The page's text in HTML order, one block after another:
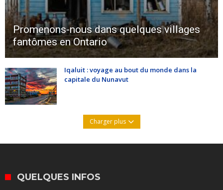
Promenons-nous dans quelques villages
fantômes en Ontario
Iqaluit : voyage au bout du monde dans la
capitale du Nunavut
Charger plus
QUELQUES INFOS